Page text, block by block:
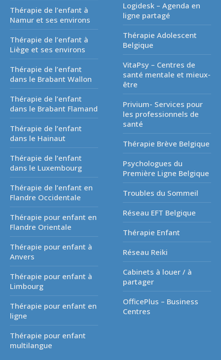
Thérapie de l’enfant à
Namur et ses environs
Thérapie de l’enfant à
Liège et ses environs
Thérapie de l’enfant
dans le Brabant Wallon
Thérapie de l’enfant
dans le Brabant Flamand
Thérapie de l’enfant
dans le Hainaut
Thérapie de l’enfant
dans le Luxembourg
Thérapie de l’enfant en
Flandre Occidentale
Thérapie pour enfant en
Flandre Orientale
Thérapie pour enfant à
Anvers
Thérapie pour enfant à
Limbourg
Thérapie pour enfant en
ligne
Thérapie pour enfant
multilangue
Logidesk – Agenda en
ligne partagé
Thérapie Adolescent
Belgique
VitaPsy – Centres de
santé mentale et mieux-
être
Privium- Services pour
les professionnels de
santé
Thérapie Brève Belgique
Psychologues du
Première Ligne Belgique
Troubles du Sommeil
Réseau EFT Belgique
Thérapie Enfant
Réseau Reiki
Cabinets à louer / à
partager
OfficePlus – Business
Centres